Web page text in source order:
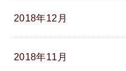
2018年12月
2018年11月